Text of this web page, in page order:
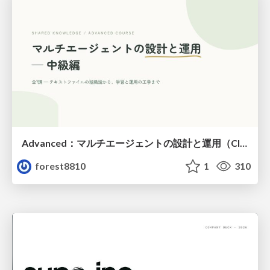
forest8810
1 310